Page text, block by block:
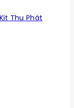
Thu Phát